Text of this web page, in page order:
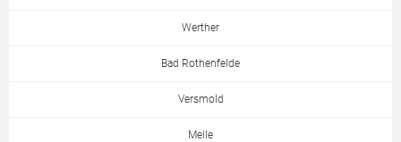
Werther
Bad Rothenfelde
Versmold
Melle